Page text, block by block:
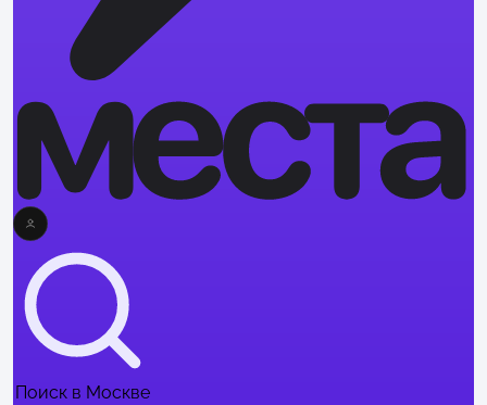
Поиск в Москве